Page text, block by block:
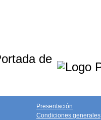
de
Presentación
Condiciones generales